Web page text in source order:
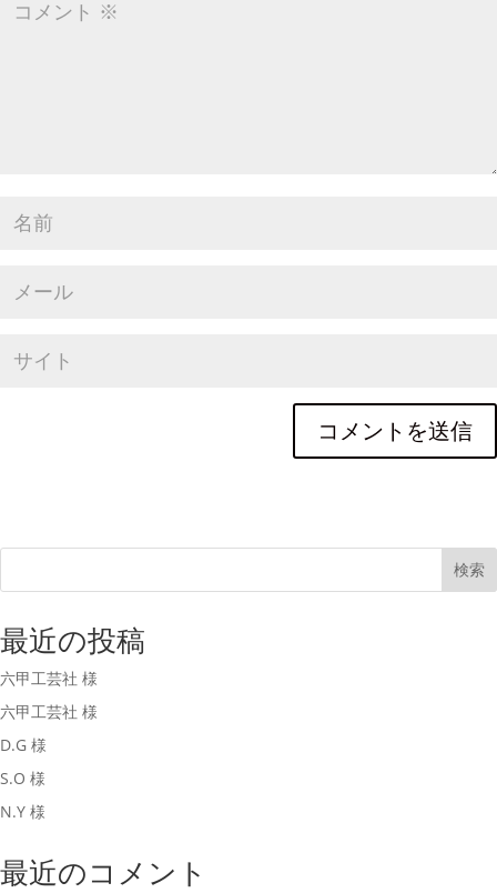
検索
最近の投稿
六甲工芸社 様
六甲工芸社 様
D.G 様
S.O 様
N.Y 様
最近のコメント